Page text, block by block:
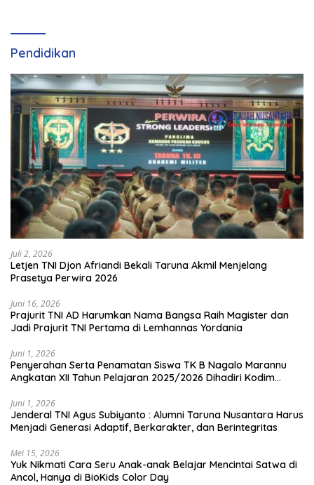
Pendidikan
Juli 2, 2026
Letjen TNI Djon Afriandi Bekali Taruna Akmil Menjelang
Prasetya Perwira 2026
Juni 16, 2026
Prajurit TNI AD Harumkan Nama Bangsa Raih Magister dan
Jadi Prajurit TNI Pertama di Lemhannas Yordania
Juni 1, 2026
Penyerahan Serta Penamatan Siswa TK B Nagalo Marannu
Angkatan XII Tahun Pelajaran 2025/2026 Dihadiri Kodim
Juni 1, 2026
Jenderal TNI Agus Subiyanto : Alumni Taruna Nusantara Harus
Menjadi Generasi Adaptif, Berkarakter, dan Berintegritas
Mei 15, 2026
Yuk Nikmati Cara Seru Anak-anak Belajar Mencintai Satwa di
Ancol, Hanya di BioKids Color Day